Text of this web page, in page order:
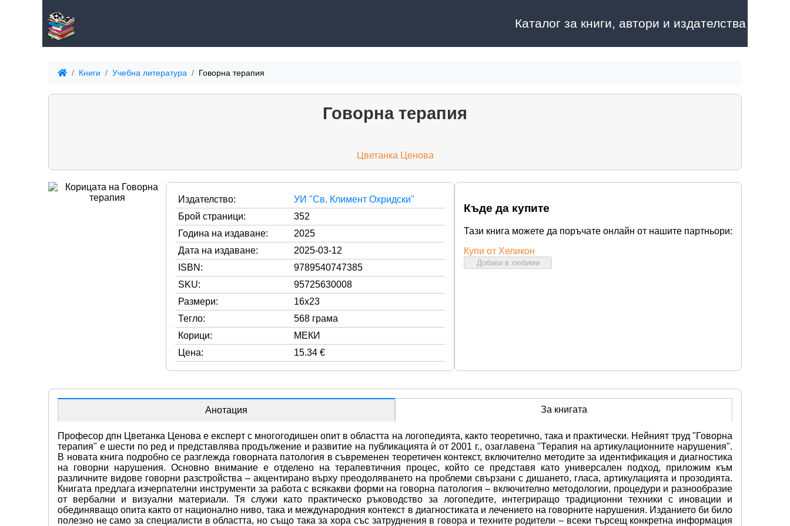
Каталог за книги, автори и издателства
Книги Учебна литература Говорна терапия
Говорна терапия
Цветанка Ценова
Издателство:
УИ "Св. Климент Охридски"
Брой страници:
352
Година на издаване:
2025
Дата на издаване:
2025-03-12
ISBN:
9789540747385
SKU:
95725630008
Размери:
16x23
Тегло:
568 грама
Корици:
МЕКИ
Цена:
15.34 €
Къде да купите
Тази книга можете да поръчате онлайн от нашите партньори:
Купи от Хеликон
Добави в любими
Анотация За книгата
Професор дпн Цветанка Ценова е експерт с многогодишен опит в областта на логопедията, както теоретично, така и практически. Нейният труд "Говорна
терапия" е шести по ред и представлява продължение и развитие на публикацията ѝ от 2001 г., озаглавена "Терапия на артикулационните нарушения".
В новата книга подробно се разглежда говорната патология в съвременен теоретичен контекст, включително методите за идентификация и диагностика
на говорни нарушения. Основно внимание е отделено на терапевтичния процес, който се представя като универсален подход, приложим към
различните видове говорни разстройства – акцентирано върху преодоляването на проблеми свързани с дишането, гласа, артикулацията и прозодията.
Книгата предлага изчерпателни инструменти за работа с всякакви форми на говорна патология – включително методологии, процедури и разнообразие
от вербални и визуални материали. Тя служи като практическо ръководство за логопедите, интегриращо традиционни техники с иновации и
обединяващо опита както от национално ниво, така и международния контекст в диагностиката и лечението на говорните нарушения. Изданието би било
полезно не само за специалисти в областта, но също така за хора със затруднения в говора и техните родители – всеки търсещ конкретна информация